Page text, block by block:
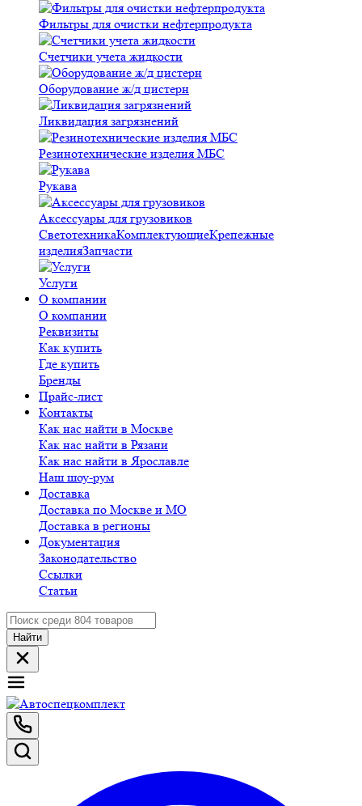
Фильтры для очистки нефтерпродукта
Счетчики учета жидкости
Оборудование ж/д цистерн
Ликвидация загрязнений
Резинотехнические изделия МБС
Рукава
Аксессуары для грузовиков
СветотехникаКомплектующиеКрепежные
изделияЗапчасти
Услуги
О компании
О компании
Реквизиты
Как купить
Где купить
Бренды
Прайс-лист
Контакты
Как нас найти в Москве
Как нас найти в Рязани
Как нас найти в Ярославле
Наш шоу-рум
Доставка
Доставка по Москве и МО
Доставка в регионы
Документация
Законодательство
Ссылки
Статьи
Найти